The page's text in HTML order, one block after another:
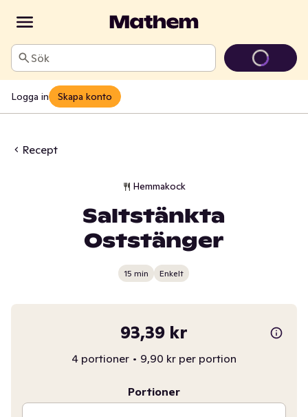
Sök
Logga in Skapa konto
Recept
Hemmakock
Saltstänkta
Oststänger
15 min Enkelt
93,39 kr
4 portioner • 9,90 kr per portion
Portioner